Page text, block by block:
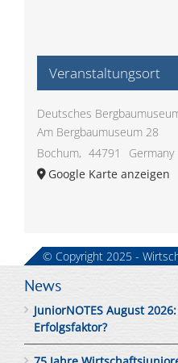
Veranstaltungsort
Deutsches
Am Bergbaumuseum 28
Bochum, 44791
Germany
Google Karte anzeigen
News
JuniorNOTES August
Erfolgsfaktor?
© Copyright 2025 -